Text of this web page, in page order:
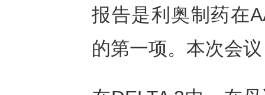
报告是利奥制药在
的第一项。本次会